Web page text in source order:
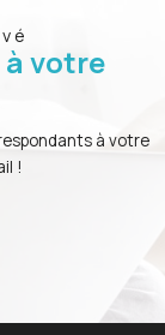
votre
à votre
!